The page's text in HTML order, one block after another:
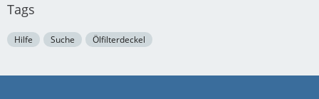
Tags
Hilfe Suche Ölfilterdeckel